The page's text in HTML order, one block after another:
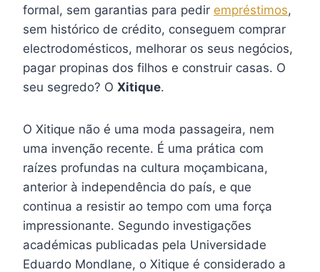
formal, sem garantias para pedir empréstimos,
sem histórico de crédito, conseguem comprar
electrodomésticos, melhorar os seus negócios,
pagar propinas dos filhos e construir casas. O
seu segredo? O Xitique.
O Xitique não é uma moda passageira, nem
uma invenção recente. É uma prática com
raízes profundas na cultura moçambicana,
anterior à independência do país, e que
continua a resistir ao tempo com uma força
impressionante. Segundo investigações
académicas publicadas pela Universidade
Eduardo Mondlane, o Xitique é considerado a